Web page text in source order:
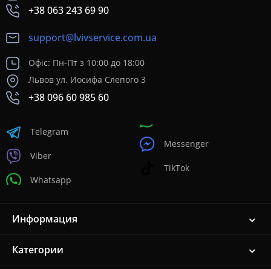
+38 063 243 69 90
support@lvivservice.com.ua
Офіс: Пн-Пт з 10:00 до 18:00
Львов ул. Иосифа Слепого 3
+38 096 60 985 60
Telegram
Viber
Whatsapp
Messenger
TikTok
Информация
Категории